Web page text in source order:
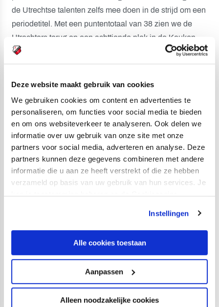
Deze website maakt gebruik van cookies
We gebruiken cookies om content en advertenties te
personaliseren, om functies voor social media te bieden
en om ons websiteverkeer te analyseren. Ook delen we
informatie over uw gebruik van onze site met onze
partners voor social media, adverteren en analyse. Deze
partners kunnen deze gegevens combineren met andere
informatie die u aan ze heeft verstrekt of die ze hebben
verzameld op basis van uw gebruik van hun services. Je
kan je toestemming beheren op de Cookiepagina.
Instellingen
Alle cookies toestaan
Aanpassen
Alleen noodzakelijke cookies
de Utrechtse talenten zelfs mee doen in de strijd om een
periodetitel. Met een puntentotaal van 38 zien we de
Utrechters terug op een achttiende plek in de Keuken
Kampioen Divisie.
23. Mees Rijks 1-1
33. Mitchell van Rooijen 1-2
51. Mohamed Mallahi 2-2
62. Sven Braken 2-3
Gele kaarten: Dylan Timber (Jong FC Utrecht), Carl
Johansson, Rayan El Azrak, Mitchell van Rooijen (VVV-
Toeschouwers:402.
Scheidsrechter: Laurens Gerrets.
Opstelling Jong FC Utrecht:
Thijmen Nijhuis; Julliani Eersteling, Dylan Timber, Kjeld